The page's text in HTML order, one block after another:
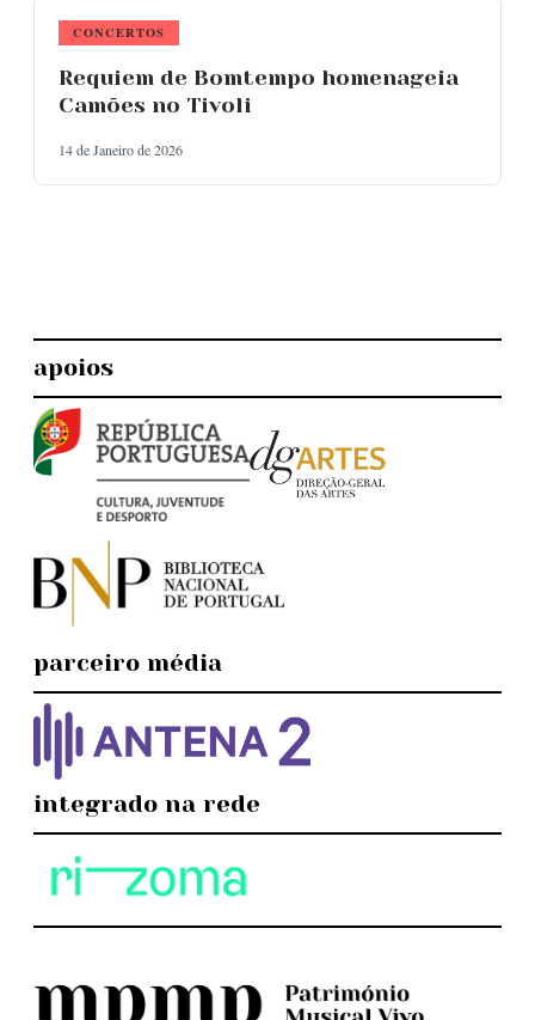
CONCERTOS
Requiem de Bomtempo homenageia
Camões no Tivoli
14 de Janeiro de 2026
apoios
parceiro média
integrado na rede